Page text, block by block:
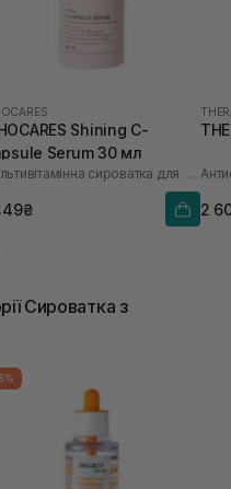
Shining C-
Serum 30 мл
Мультивітамінна сироватка для обличчя з інкапсульованим вітаміном С
2
Сироватка з